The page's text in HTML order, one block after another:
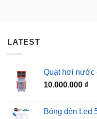
LATEST
Quạt hơi nước
10.000.000 ₫
Bóng đèn Led